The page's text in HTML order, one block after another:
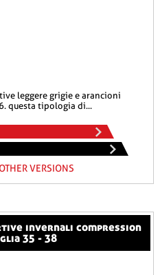
questa tipologia di...
VERSIONS
35 - 38